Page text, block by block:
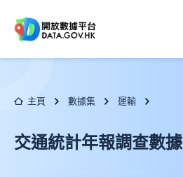
主頁 數據集 運輸
交通統計年報調查數據